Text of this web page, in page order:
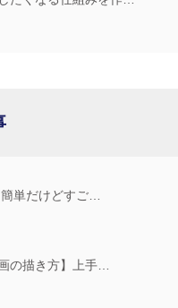
単だけどすご…
の描き方】上手…